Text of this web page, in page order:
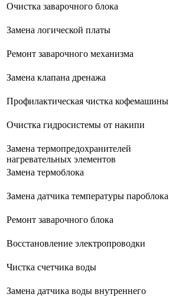
Очистка заварочного блока
Замена логической платы
Ремонт заварочного механизма
Замена клапана дренажа
Профилактическая чистка кофемашины
Очистка гидросистемы от накипи
Замена термопредохранителей
нагревательных элементов
Замена термоблока
Замена датчика температуры пароблока
Ремонт заварочного блока
Восстановление электропроводки
Чистка счетчика воды
Замена датчика воды внутреннего